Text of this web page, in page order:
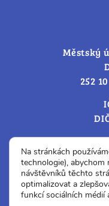
Městský
252
Na stránkách
technologie), abychom
návštěvníků těchto
optimalizovat a
funkcí sociálních médií